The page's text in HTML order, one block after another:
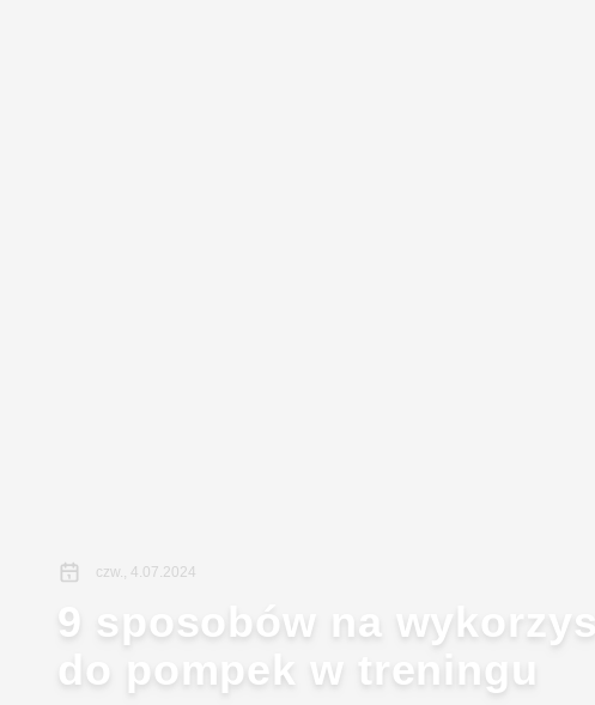
czw., 4.07.2024
9 sposobów na
do pompek w treningu